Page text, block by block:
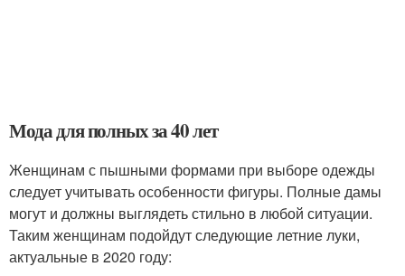
Мода для полных за 40 лет
Женщинам с пышными формами при выборе одежды
следует учитывать особенности фигуры. Полные дамы
могут и должны выглядеть стильно в любой ситуации.
Таким женщинам подойдут следующие летние луки,
актуальные в 2020 году: